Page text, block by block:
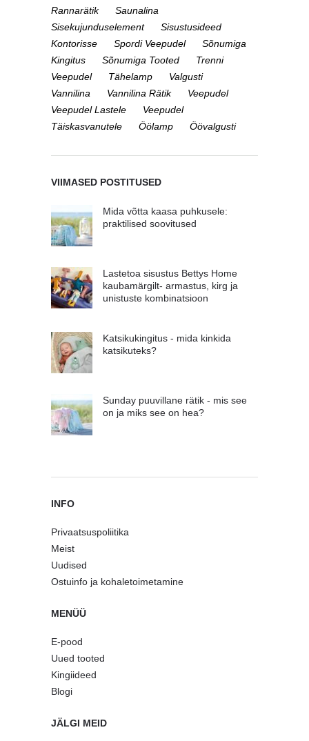
Rannarätik
Saunalina
Sisekujunduselement
Sisustusideed
Kontorisse
Spordi Veepudel
Sõnumiga
Kingitus
Sõnumiga Tooted
Trenni
Veepudel
Tähelamp
Valgusti
Vannilina
Vannilina Rätik
Veepudel
Veepudel Lastele
Veepudel
Täiskasvanutele
Öölamp Öövalgusti
VIIMASED POSTITUSED
Mida võtta kaasa puhkusele:
praktilised soovitused
Lastetoa sisustus Bettys Home
kaubamärgilt- armastus, kirg ja
unistuste kombinatsioon
Katsikukingitus - mida kinkida
katsikuteks?
Sunday puuvillane rätik - mis see
on ja miks see on hea?
INFO
Privaatsuspoliitika
Meist
Uudised
Ostuinfo ja kohaletoimetamine
MENÜÜ
E-pood
Uued tooted
Kingiideed
Blogi
JÄLGI MEID